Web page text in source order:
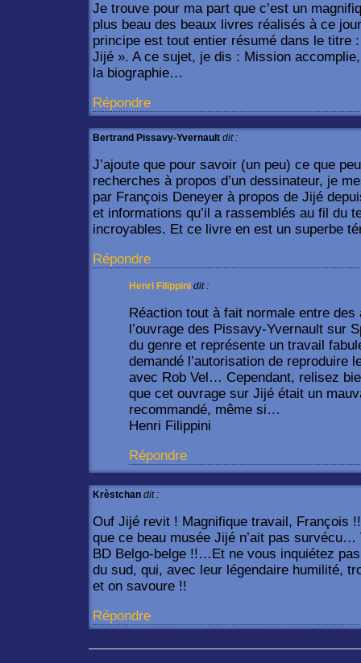
Je trouve pour ma part que c’est un
plus beau des beaux livres réalisés à ce
principe est tout entier résumé dans le titre
Jijé ». A ce sujet, je dis : Mission
la biographie…
Répondre
Bertrand Pissavy-Yvernault dit :
J’ajoute que pour savoir (un peu) ce que
recherches à propos d’un dessinateur, je
par François Deneyer à propos de Jijé
et informations qu’il a rassemblés au fil du
incroyables. Et ce livre en est un superbe
Répondre
Henri Filippini dit :
Réaction tout à fait normale entre des
l’ouvrage des Pissavy-Yvernault sur
du genre et représente un travail
demandé l’autorisation de reproduire
avec Rob Vel… Cependant, relisez
que cet ouvrage sur Jijé était un
recommandé, même si…
Henri Filippini
Répondre
Krèstchan dit :
Ouf Jijé revit ! Magnifique travail, François
que ce beau musée Jijé n’ait pas
BD Belgo-belge !!…Et ne vous inquiétez
du sud, qui, avec leur légendaire humilité,
et on savoure !!
Répondre